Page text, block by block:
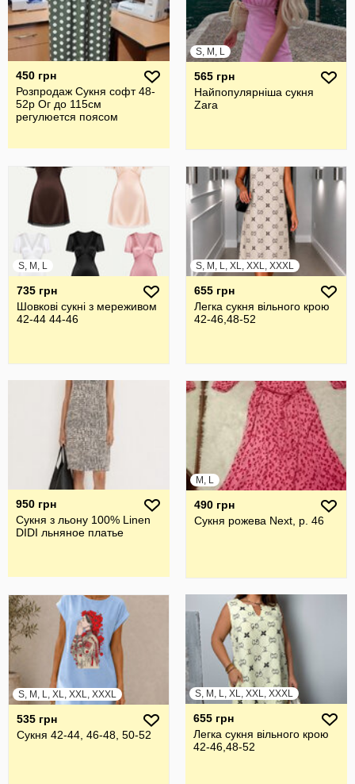
450 грн
Розпродаж Сукня софт 48-
52р Ог до 115см
регулюется поясом
S, M, L
565 грн
Найпопулярніша сукня
Zara
S, M, L
735 грн
Шовкові сукні з мереживом
42-44 44-46
S, M, L, XL, XXL, XXXL
655 грн
Легка сукня вільного крою
42-46,48-52
950 грн
Сукня з льону 100% Linen
DIDI льняное платье
M, L
490 грн
Сукня рожева Next, р. 46
S, M, L, XL, XXL, XXXL
535 грн
Сукня 42-44, 46-48, 50-52
S, M, L, XL, XXL, XXXL
655 грн
Легка сукня вільного крою
42-46,48-52